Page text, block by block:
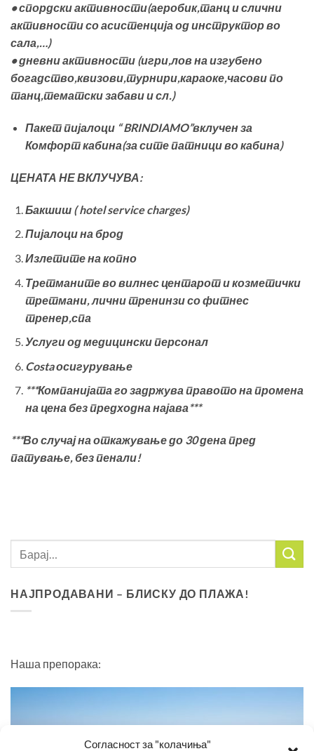
Согласност за "колачиња"
•спордски активности(аеробик,танц и слични
активности со асистенција од инструктор во
сала,…)
•дневни активности (игри,лов на изгубено
богадство,квизови,турнири,караоке,часови по
танц,тематски забави и сл.)
Пакет пијалоци“BRINDIAMO”вклучен за
Комфорт кабина(за сите патници во кабина)
ЦЕНАТА НЕ ВКЛУЧУВА:
Бакшиш( hotel service charges)
Пијалоци на брод
Излетите на копно
Третманите во вилнес центарот и козметички
третмани, лични тренинзи со фитнес
тренер,спа
Услуги од медицински персонал
Costaосигурување
***Компанијата го задржува правото на промена
на цена без предходна најава***
***Во случај на откажување до 30дена пред
патување,без пенали!
НАЈПРОДАВАНИ – БЛИСКУ ДО ПЛАЖА!
Наша препорака: